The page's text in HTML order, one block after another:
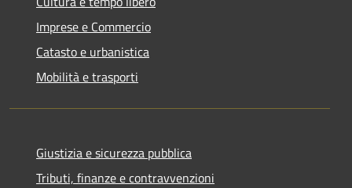
Imprese e Commercio
Catasto e urbanistica
Mobilità e trasporti
Giustizia e sicurezza pubblica
Tributi, finanze e contravvenzioni